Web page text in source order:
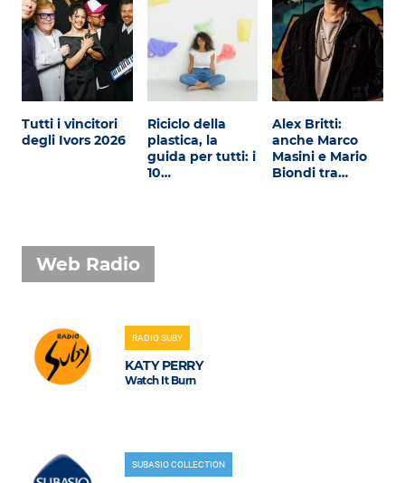
Tutti i vincitori
degli Ivors 2026
Riciclo della
plastica, la
guida per tutti: i
10…
Alex Britti:
anche Marco
Masini e Mario
Biondi tra…
Web Radio
RADIO SUBY
KATY PERRY
Watch It Burn
SUBASIO COLLECTION